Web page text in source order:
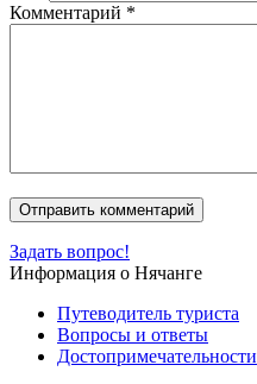
Комментарий *
Задать вопрос!
Информация о Нячанге
Путеводитель туриста
Вопросы и ответы
Достопримечательности